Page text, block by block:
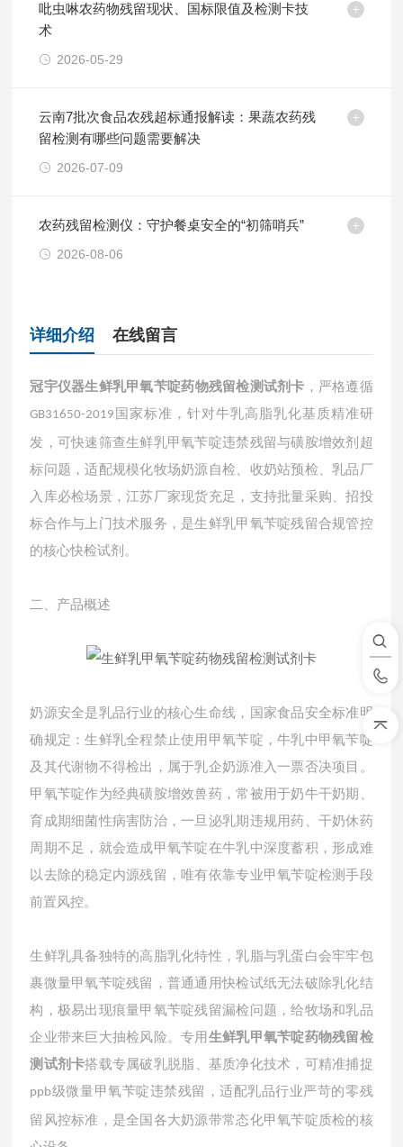
吡虫啉农药物残留现状、国标限值及检测卡技
术
2026-05-29
云南7批次食品农残超标通报解读：果蔬农药残
留检测有哪些问题需要解决
2026-07-09
农药残留检测仪：守护餐桌安全的“初筛哨兵”
2026-08-06
详细介绍 在线留言
冠宇仪器生鲜乳甲氧苄啶药物残留检测试剂卡 ，严格遵循
GB31650-2019 国家标准，针对牛乳高脂乳化基质精准研
发，可快速筛查生鲜乳甲氧苄啶违禁残留与磺胺增效剂超
标问题，适配规模化牧场奶源自检、收奶站预检、乳品厂
入库必检场景，江苏厂家现货充足，支持批量采购、招投
标合作与上门技术服务，是生鲜乳甲氧苄啶残留合规管控
的核心快检试剂。
二、产品概述
奶源安全是乳品行业的核心生命线，国家食品安全标准明
确规定：生鲜乳全程禁止使用甲氧苄啶，牛乳中甲氧苄啶
及其代谢物不得检出，属于乳企奶源准入一票否决项目。
甲氧苄啶作为经典磺胺增效兽药，常被用于奶牛干奶期、
育成期细菌性病害防治，一旦泌乳期违规用药、干奶休药
周期不足，就会造成甲氧苄啶在牛乳中深度蓄积，形成难
以去除的稳定内源残留，唯有依靠专业甲氧苄啶检测手段
前置风控。
生鲜乳具备独特的高脂乳化特性，乳脂与乳蛋白会牢牢包
裹微量甲氧苄啶残留，普通通用快检试纸无法破除乳化结
构，极易出现痕量甲氧苄啶残留漏检问题，给牧场和乳品
企业带来巨大抽检风险。专用 生鲜乳甲氧苄啶药物残留检
测试剂卡搭载专属破乳脱脂、基质净化技术，可精准捕捉
ppb级微量甲氧苄啶违禁残留，适配乳品行业严苛的零残
留风控标准，是全国各大奶源带常态化甲氧苄啶质检的核